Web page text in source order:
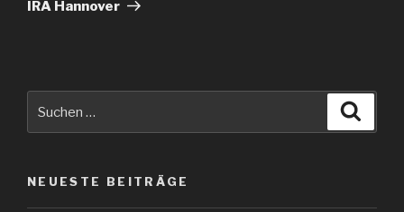
IRA Hannover
nach:
NEUESTE BEITRÄGE